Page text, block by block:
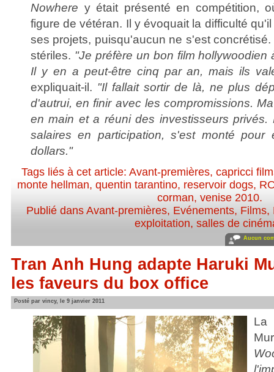
Nowhere y était présenté en compétition,
figure de vétéran. Il y évoquait la difficulté
ses projets, puisqu'aucun ne s'est
stériles. "Je préfère un bon film hollywoodien
Il y en a peut-être cinq par an, mais ils
expliquait-il. "Il fallait sortir de là, ne plus
d'autrui, en finir avec les compromissions.
en main et a réuni des investisseurs
salaires en participation, s'est monté pour
dollars."
Tags liés à cet article:Avant-premières,capricci
monte hellman,quentin tarantino, reservoir dogs,
corman, venise 2010.
Publié dans Avant-premières, Evénements, Films,
exploitation, salles de
Aucun
Tran Anh Hung adapte Haruki
les faveurs du box office
Posté par vincy, le 9 janvier 2011
La